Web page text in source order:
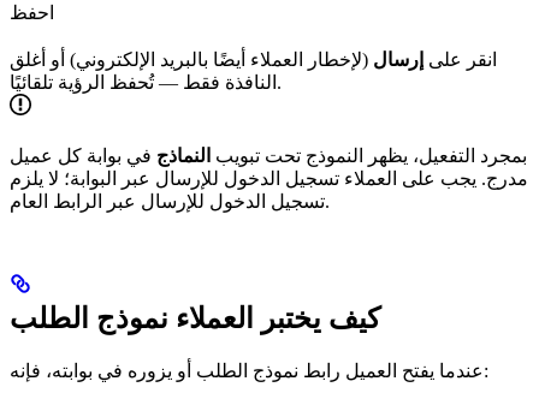
احفظ
انقر على إرسال (لإخطار العملاء أيضًا بالبريد الإلكتروني) أو أغلق
النافذة فقط — تُحفظ الرؤية تلقائيًا.
بمجرد التفعيل، يظهر النموذج تحت تبويب النماذج في بوابة كل عميل
مدرج. يجب على العملاء تسجيل الدخول للإرسال عبر البوابة؛ لا يلزم
تسجيل الدخول للإرسال عبر الرابط العام.
كيف يختبر العملاء نموذج الطلب
عندما يفتح العميل رابط نموذج الطلب أو يزوره في بوابته، فإنه: